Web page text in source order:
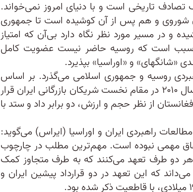
تاریخی است و با دنیای امروز نمی‌خواند.
و هم پس از آن کوشیده است تا جمهوری
و در مسیر مورد نظر نگاه دارد بی‌آن که امتیاز
سبب است که روسیه حاضر نیست عضویت کامل
«شانگهای» و «اوراسیا» بپذیرد.
راهبردی روسیه و جمهوری اسلامی می‌گذرد. بر اساس
این معاهده قرار بود روسیه تا سال ۲۰۱۰ در مقام نخست شریکان بازرگانی ایران قرار
افغانستان از نظر حجم و ارزش، دو برابر داد و ستد با
راهبردی ایران و اوراسیا (ایراس) می‌گوید:
مهمی نبوده است. مهم‌ترین مطلب در چارچوب
دو طرف تعهد می‌کنند که به طرف متجاوز کمک
که این تعهد در دو قرارداد پیشین ایران و